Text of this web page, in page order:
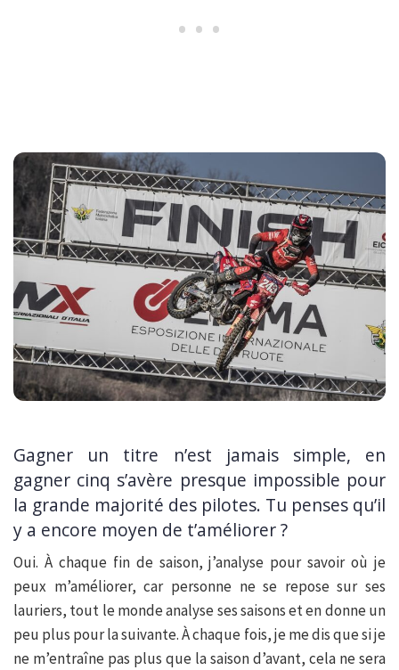
Gagner un titre n’est jamais simple, en
gagner cinq s’avère presque impossible pour
la grande majorité des pilotes. Tu penses qu’il
y a encore moyen de t’améliorer ?
Oui. À chaque fin de saison, j’analyse pour savoir où je
peux m’améliorer, car personne ne se repose sur ses
lauriers, tout le monde analyse ses saisons et en donne un
peu plus pour la suivante. À chaque fois, je me dis que si je
ne m’entraîne pas plus que la saison d’avant, cela ne sera